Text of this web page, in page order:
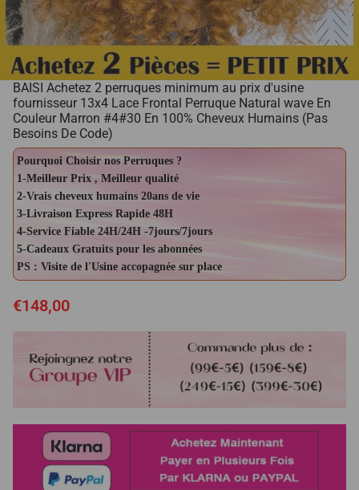
BAISI Achetez 2 perruques minimum au prix d'usine
fournisseur 13x4 Lace Frontal Perruque Natural wave En
Couleur Marron #4#30 En 100% Cheveux Humains (Pas
Besoins De Code)
Pourquoi Choisir nos Perruques ?
1-Meilleur Prix , Meilleur qualité
2-Vrais cheveux humains 20ans de vie
3-Livraison Express Rapide 48H
4-Service Fiable 24H/24H -7jours/7jours
5-Cadeaux Gratuits pour les abonnées
PS : Visite de l'Usine accopagnée sur place
€148,00